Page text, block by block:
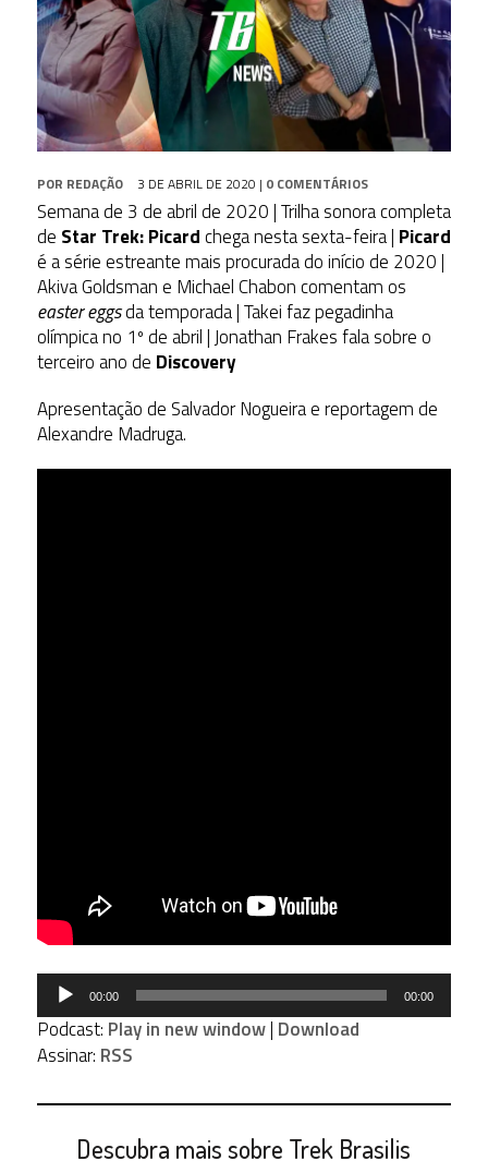
POR REDAÇÃO 3 DE ABRIL DE 2020 | 0 COMENTÁRIOS
Semana de 3 de abril de 2020 | Trilha sonora completa
de Star Trek: Picardchega nesta sexta-feira | Picard
é a série estreante mais procurada do início de 2020 |
Akiva Goldsman e Michael Chabon comentam os
easter eggsda temporada | Takei faz pegadinha
olímpica no 1º de abril | Jonathan Frakes fala sobre o
terceiro ano de Discovery
Apresentação de Salvador Nogueira e reportagem de
Alexandre Madruga.
Tocador
áudio
00:00 00:00
Podcast: Play in new window| Download
Assinar: RSS
Descubra mais sobre Trek Brasilis